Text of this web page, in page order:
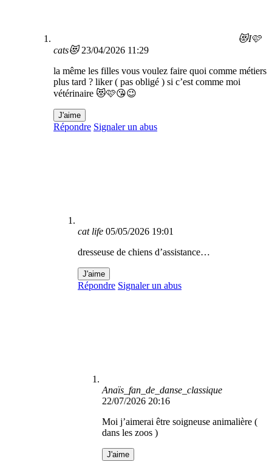
😻I🩷
cats😻 23/04/2026 11:29
la même les filles vous voulez faire quoi comme métiers
plus tard ? liker ( pas obligé ) si c’est comme moi
vétérinaire 😻🩷😘😉
J'aime
Répondre Signaler un abus
cat life 05/05/2026 19:01
dresseuse de chiens d’assistance…
J'aime
Répondre Signaler un abus
Anaïs_fan_de_danse_classique
22/07/2026 20:16
Moi j’aimerai être soigneuse animalière (
dans les zoos )
J'aime